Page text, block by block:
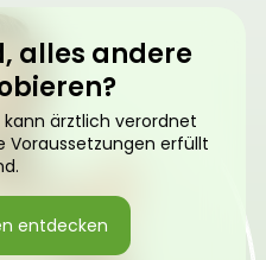
alles andere
ärztlich verordnet
erfüllt
entdecken